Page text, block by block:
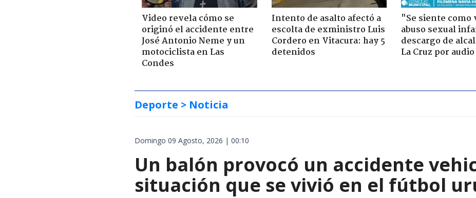
Video revela cómo se
originó el accidente entre
José Antonio Neme y un
motociclista en Las
Condes
Intento de asalto afectó a
escolta de exministro Luis
Cordero en Vitacura: hay 5
detenidos
"Se siente
abuso sexual
descargo de
La Cruz por
Deporte > Noticia
Domingo 09 Agosto, 2026 | 00:10
Un balón provocó un accidente
situación que se vivió en el fútbol